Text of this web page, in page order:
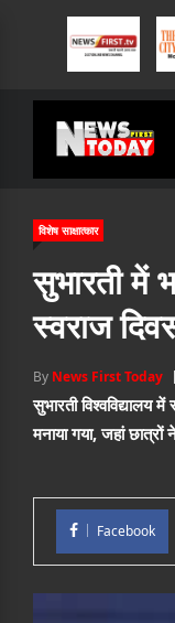
विशेष साक्षात्कार
सुभारती में
स्वराज
By News First Today
सुभारती विश्वविद्यालय
मनाया गया, जहां
Facebook